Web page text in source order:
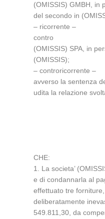
(OMISSIS) GMBH, in
del secondo in
– ricorrente –
contro
(OMISSIS) SPA, in
(OMISSIS);
– controricorrente –
avverso la sentenza
udita la relazione
CHE:
1. La societa’
e di condannarla al
effettuato tre
deliberatamente
549.811,30, da